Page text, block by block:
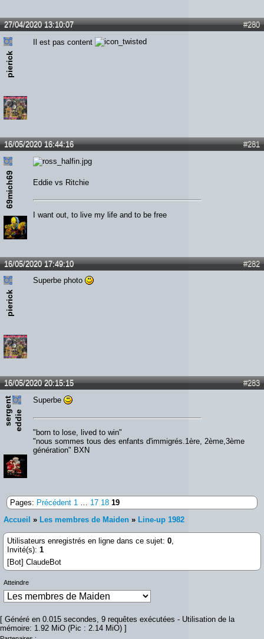
#280
27/04/2020 13:10:07
pierick
Il est pas content
#281
16/05/2020 16:44:16
69mich69 Eddie vs Ritchie
I want out, to live my life and to be free
#282
16/05/2020 17:49:10
pierick
Superbe photo
#283
16/05/2020 20:15:15
s
e
rg
e
n
t
e
d
d
ie
Superbe
"born to lose, lived to win"
"nous sommes tous des enfants d'immigrés.1ère, 2ème,3ème
génération" BXN
Pages: Précédent 1 … 17 18 19
Accueil » Les membres de Maiden » Line-up 1982
Utilisateurs enregistrés en ligne dans ce sujet: 0,
Invité(s): 1
[Bot] ClaudeBot
Atteindre
[ Généré en 0.015 secondes, 9 requêtes exécutées - Utilisation de la
mémoire: 1.92 MiO (Pic : 2.14 MiO) ]